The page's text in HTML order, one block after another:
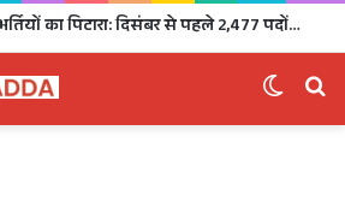
चुनावी साल में खुला भर्तियों का पिटारा: दिसंबर से पहले 2,477 पदों पर भर्ती, 1,470 पदों की परीक्षा भी होगी